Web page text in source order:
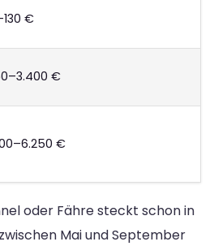
€
€
€
oder Fähre steckt schon in
Mai und September